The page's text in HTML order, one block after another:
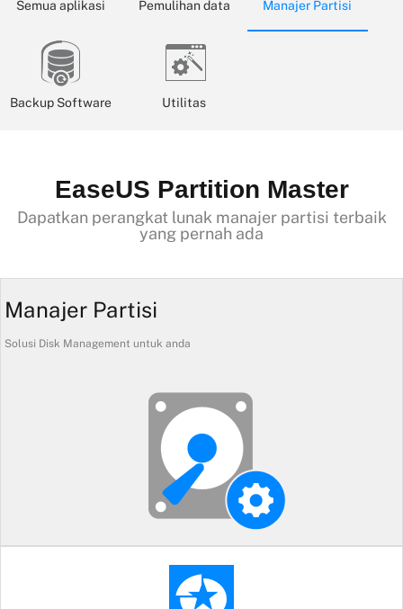
Semua aplikasi Pemulihan data Manajer Partisi
Backup Software Utilitas
EaseUS Partition Master
Dapatkan perangkat lunak manajer partisi terbaik
yang pernah ada
Manajer Partisi
Solusi Disk Management untuk anda